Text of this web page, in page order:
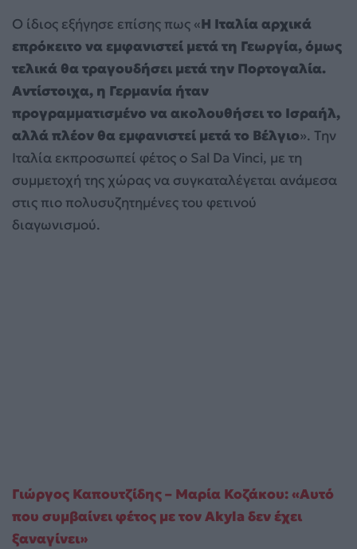
Ο ίδιος εξήγησε επίσης πως «Η Ιταλία αρχικά
επρόκειτο να εμφανιστεί μετά τη Γεωργία, όμως
τελικά θα τραγουδήσει μετά την Πορτογαλία.
Αντίστοιχα, η Γερμανία ήταν
προγραμματισμένο να ακολουθήσει το Ισραήλ,
αλλά πλέον θα εμφανιστεί μετά το Βέλγιο». Την
Ιταλία εκπροσωπεί φέτος ο Sal Da Vinci, με τη
συμμετοχή της χώρας να συγκαταλέγεται ανάμεσα
στις πιο πολυσυζητημένες του φετινού
διαγωνισμού.
Γιώργος Καπουτζίδης – Μαρία Κοζάκου: «Αυτό
που συμβαίνει φέτος με τον Akyla δεν έχει
ξαναγίνει»